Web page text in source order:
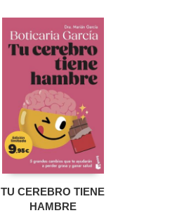
TU CEREBRO TIENE
HAMBRE